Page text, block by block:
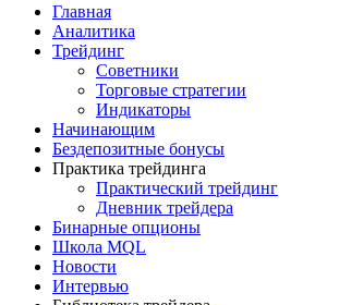
Главная
Аналитика
Трейдинг
Советники
Торговые стратегии
Индикаторы
Начинающим
Бездепозитные бонусы
Практика трейдинга
Практический трейдинг
Дневник трейдера
Бинарные опционы
Школа MQL
Новости
Интервью